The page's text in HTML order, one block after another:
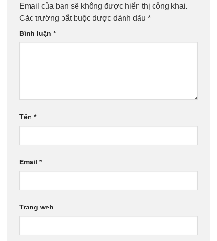
Email của bạn sẽ không được hiển thị công khai.
Các trường bắt buộc được đánh dấu *
Bình luận *
Tên *
Email *
Trang web